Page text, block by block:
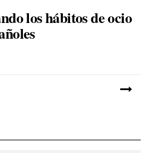
los hábitos de ocio